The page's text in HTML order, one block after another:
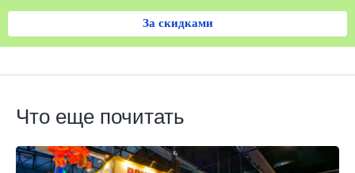
За скидками
Что еще почитать